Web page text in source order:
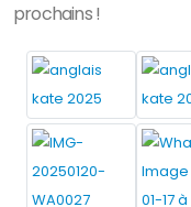
prochains !